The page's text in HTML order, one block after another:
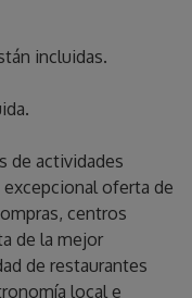
incluidas.
de actividades
oferta de
centros
de la mejor
de restaurantes
local e